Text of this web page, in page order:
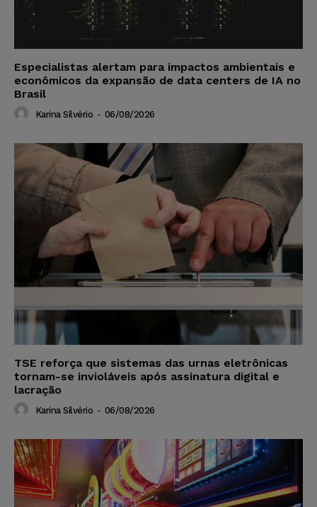
Especialistas alertam para impactos ambientais e
econômicos da expansão de data centers de IA no
Brasil
Karina Silvério - 06/08/2026
TSE reforça que sistemas das urnas eletrônicas
tornam-se invioláveis após assinatura digital e
lacração
Karina Silvério - 06/08/2026